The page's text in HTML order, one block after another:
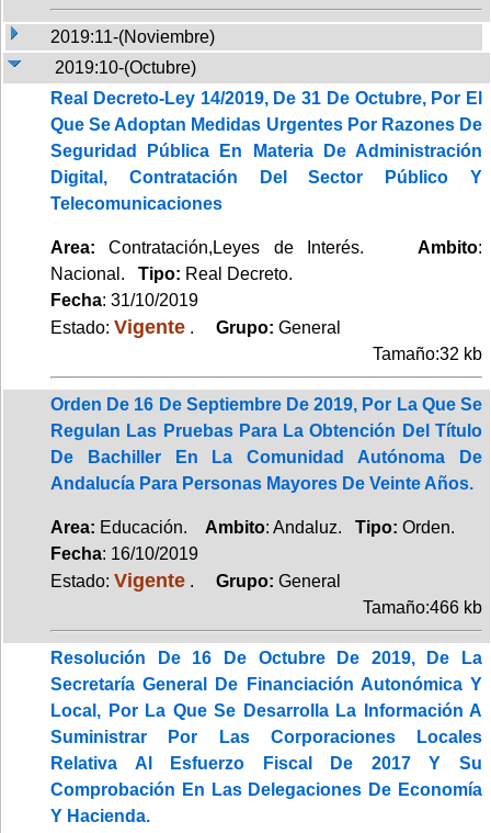
2019:11-(Noviembre)
2019:10-(Octubre)
Real Decreto-Ley 14/2019, De 31 De Octubre, Por El
Que Se Adoptan Medidas Urgentes Por Razones De
Seguridad Pública En Materia De Administración
Digital, Contratación Del Sector Público Y
Telecomunicaciones
Area: Contratación,Leyes de Interés. Ambito:
Nacional. Tipo: Real Decreto.
Fecha: 31/10/2019
Estado: Vigente . Grupo: General
Tamaño:32 kb
Orden De 16 De Septiembre De 2019, Por La Que Se
Regulan Las Pruebas Para La Obtención Del Título
De Bachiller En La Comunidad Autónoma De
Andalucía Para Personas Mayores De Veinte Años.
Area: Educación. Ambito: Andaluz. Tipo: Orden.
Fecha: 16/10/2019
Estado: Vigente . Grupo: General
Tamaño:466 kb
Resolución De 16 De Octubre De 2019, De La
Secretaría General De Financiación Autonómica Y
Local, Por La Que Se Desarrolla La Información A
Suministrar Por Las Corporaciones Locales
Relativa Al Esfuerzo Fiscal De 2017 Y Su
Comprobación En Las Delegaciones De Economía
Y Hacienda.